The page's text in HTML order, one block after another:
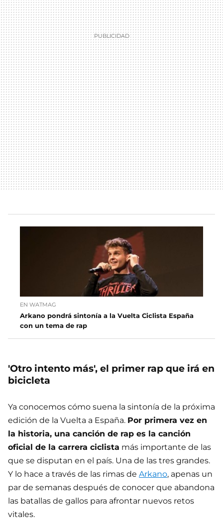
EN WATMAG
Arkano pondrá sintonía a la Vuelta Ciclista España
con un tema de rap
'Otro intento más', el primer rap que irá en
bicicleta
Ya conocemos cómo suena la sintonía de la próxima
edición de la Vuelta a España. Por primera vez en
la historia, una canción de rap es la canción
oficial de la carrera ciclista más importante de las
que se disputan en el país. Una de las tres grandes.
Y lo hace a través de las rimas de Arkano, apenas un
par de semanas después de conocer que abandona
las batallas de gallos para afrontar nuevos retos
vitales.